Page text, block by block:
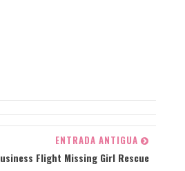
ENTRADA ANTIGUA
Flight Missing Girl Rescue